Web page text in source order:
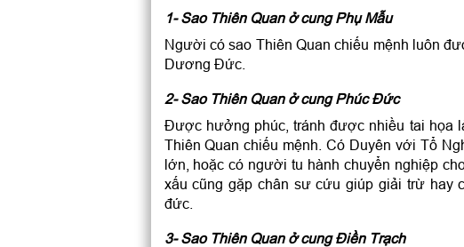
1- Sao Thiên Quan ở cung Phụ Mẫu
Người có sao Thiên Quan chiếu mệnh luôn
Dương Đức.
2- Sao Thiên Quan ở cung Phúc Đức
Được hưởng phúc, tránh được nhiều tai họa
Thiên Quan chiếu mệnh. Có Duyên với Tổ
lớn, hoặc có người tu hành chuyển nghiệp
xấu cũng gặp chân sư cứu giúp giải trừ hay
đức.
3- Sao Thiên Quan ở cung Điền Trạch